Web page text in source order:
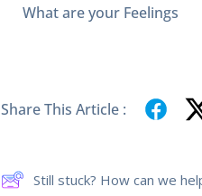
What are your Feelings
Share This Article :
Still stuck? How can we